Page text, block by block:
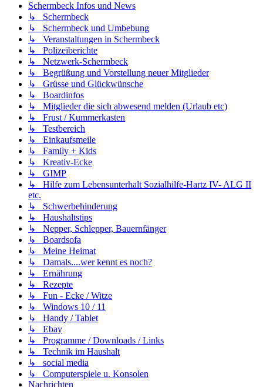
Schermbeck Infos und News
↳ Schermbeck
↳ Schermbeck und Umbebung
↳ Veranstaltungen in Schermbeck
↳ Polizeiberichte
↳ Netzwerk-Schermbeck
↳ Begrüßung und Vorstellung neuer Mitglieder
↳ Grüsse und Glückwünsche
↳ Boardinfos
↳ Mitglieder die sich abwesend melden (Urlaub etc)
↳ Frust / Kummerkasten
↳ Testbereich
↳ Einkaufsmeile
↳ Family + Kids
↳ Kreativ-Ecke
↳ GIMP
↳ Hilfe zum Lebensunterhalt Sozialhilfe-Hartz IV- ALG II
etc.
↳ Schwerbehinderung
↳ Haushaltstips
↳ Nepper, Schlepper, Bauernfänger
↳ Boardsofa
↳ Meine Heimat
↳ Damals....wer kennt es noch?
↳ Ernährung
↳ Rezepte
↳ Fun - Ecke / Witze
↳ Windows 10 / 11
↳ Handy / Tablet
↳ Ebay
↳ Programme / Downloads / Links
↳ Technik im Haushalt
↳ social media
↳ Computerspiele u. Konsolen
Nachrichten